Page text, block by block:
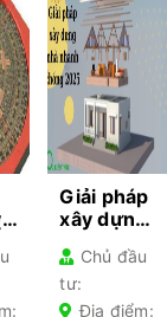
Giải pháp
xây dựng
nhanh
chóng
2025 –
Chủ đầu
tư:
Địa điểm: